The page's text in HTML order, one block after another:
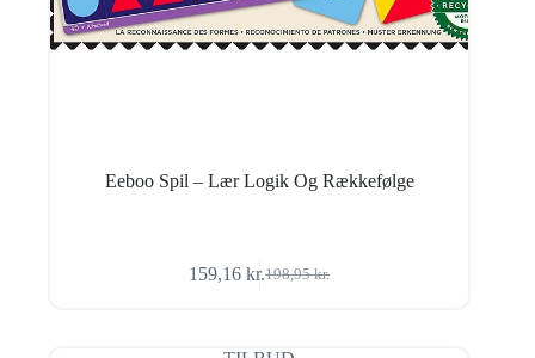
Eeboo Spil – Lær Logik Og Rækkefølge
198,95kr.
Den
var:
159,16kr.Den
er: